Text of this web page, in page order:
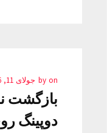
by on جولای 11, 2016
بازگشت
دوپینگ